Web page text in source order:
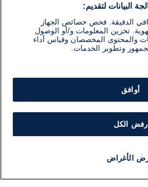
البيانات لتقديم:
الدقيقة. فحص خصائص الجهاز
تخزين المعلومات و/أو الوصول
والمحتوى المخصصان وقياس أداء
وتطوير الخدمات.
أوافق
رفض الكل
الأغراض